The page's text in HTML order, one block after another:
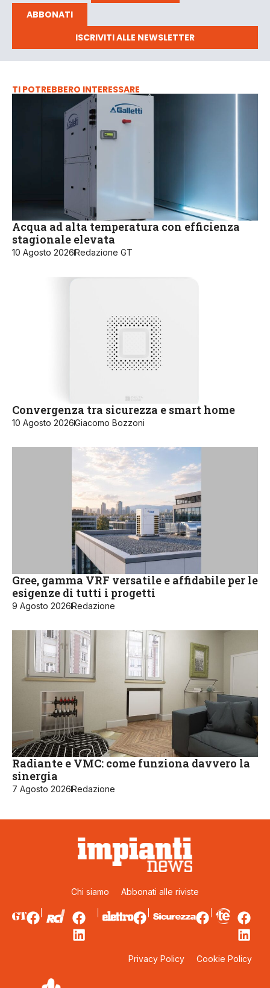
ABBONATI
ISCRIVITI ALLE NEWSLETTER
TI POTREBBERO INTERESSARE
Acqua ad alta temperatura con efficienza
stagionale elevata
10 Agosto 2026Redazione GT
Convergenza tra sicurezza e smart home
10 Agosto 2026Giacomo Bozzoni
Gree, gamma VRF versatile e affidabile per le
esigenze di tutti i progetti
9 Agosto 2026Redazione
Radiante e VMC: come funziona davvero la
sinergia
7 Agosto 2026Redazione
Chi siamo Abbonati alle riviste
Privacy Policy Cookie Policy